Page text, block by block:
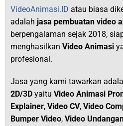
VideoAnimasi.ID atau biasa
adalah jasa pembuatan video
berpengalaman sejak 2018,
menghasilkan Video Animasi
profesional.
Jasa yang kami tawarkan
2D/3D yaitu Video Animasi
Explainer, Video CV, Video
Bumper Video, Video